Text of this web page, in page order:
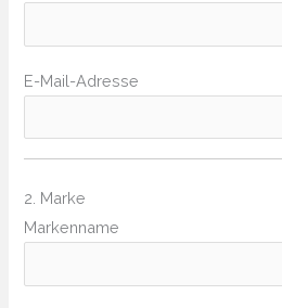
E-Mail-Adresse
2. Marke
Markenname